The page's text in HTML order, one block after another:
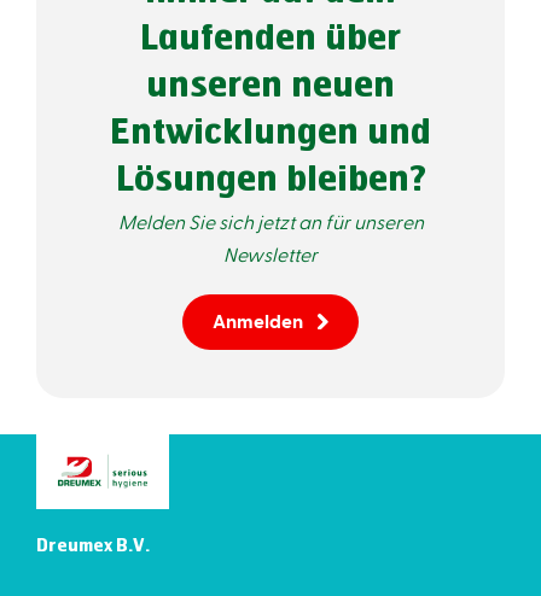
Laufenden über
unseren neuen
Entwicklungen und
Lösungen bleiben?
Melden Sie sich jetzt an für unseren
Newsletter
Anmelden
Dreumex B.V.